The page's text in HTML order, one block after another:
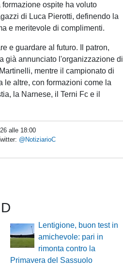
ospite ha voluto
di Luca Pierotti, definendo la
e meritevole di complimenti.
e guardare al futuro. Il patron,
già annunciato l'organizzazione di
mentre il campionato di
le altre, con formazioni come la
la Narnese, il Terni Fc e il
alle 18:00
@NotiziarioC
Lentigione, buon test in
amichevole: pari in
rimonta contro la
Primavera del Sassuolo